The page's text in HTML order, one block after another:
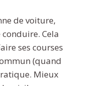
de voiture,
Cela
ses courses
(quand
Mieux